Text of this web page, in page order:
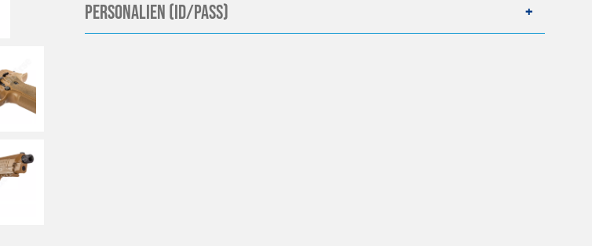
Personalien (ID/Pass)